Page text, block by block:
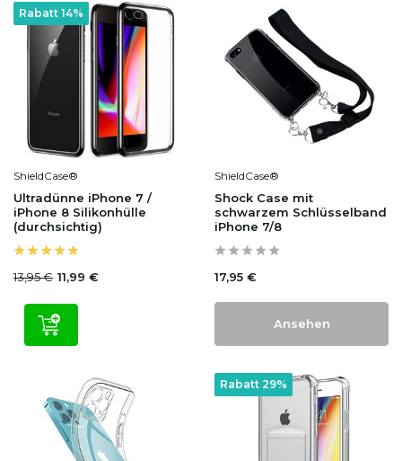
Rabatt 14%
ShieldCase®
Ultradünne iPhone 7 /
iPhone 8 Silikonhülle
(durchsichtig)
13,95 € 11,99 €
ShieldCase®
Shock Case mit
schwarzem Schlüsselband
iPhone 7/8
17,95 €
Ansehen
Rabatt 29%